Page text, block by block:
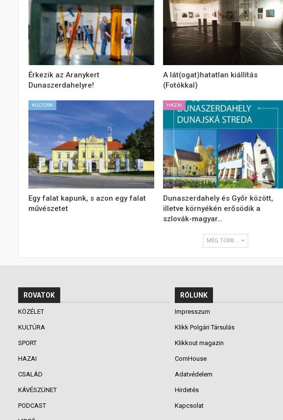
Érkezik az Aranykert
Dunaszerdahelyre!
A lát(ogat)hatatlan kiállítás
(Fotókkal)
KULTÚRA
Egy falat kapunk, s azon egy falat
művészetet
HAZAI
Dunaszerdahely és Győr között,
illetve környékén erősödik a
szlovák-magyar…
MÉG TÖBB...
ROVATOK
KÖZÉLET
KULTÚRA
SPORT
HAZAI
CSALÁD
KÁVÉSZÜNET
PODCAST
RÓLUNK
Impresszum
Klikk Polgári Társulás
Klikkout magazin
CornHouse
Adatvédelem
Hirdetés
Kapcsolat